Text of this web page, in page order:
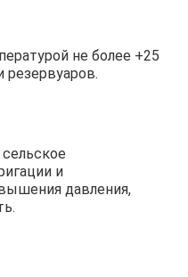
не более +25
резервуаров.
и
давления,